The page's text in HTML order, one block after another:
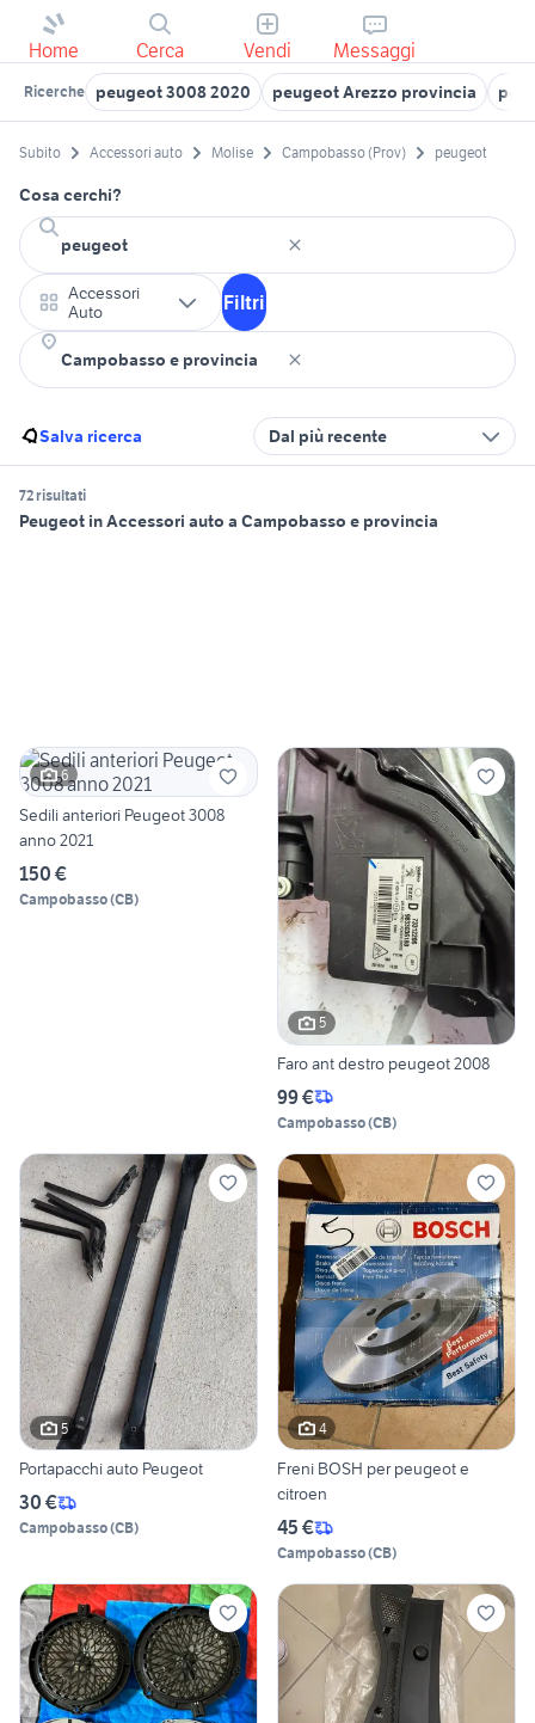
Home Cerca Vendi Messaggi
Ricerche peugeot 3008 2020 peugeot Arezzo provincia
Subito Accessori auto Molise Campobasso (Prov) peugeot
Cosa cerchi?
Accessori
Auto
Filtri
Salva ricerca Dal più recente
72 risultati
Peugeot in Accessori auto a Campobasso e provincia
6
Sedili anteriori Peugeot 3008
anno 2021
150 €
Campobasso(CB)
5
Faro ant destro peugeot 2008
99 €
Campobasso(CB)
5
Portapacchi auto Peugeot
30 €
Campobasso(CB)
4
Freni BOSH per peugeot e
citroen
45 €
Campobasso(CB)